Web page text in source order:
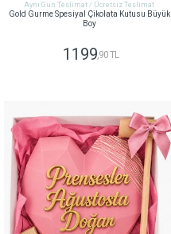
Aynı Gün Teslimat / Ücretsiz Teslimat
Gold Gurme Spesiyal Çikolata Kutusu Büyük
Boy
1199,90 TL